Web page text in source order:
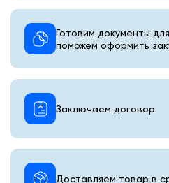
Готовим документы
поможем оформить
Доставляем товар в
Заключаем договор